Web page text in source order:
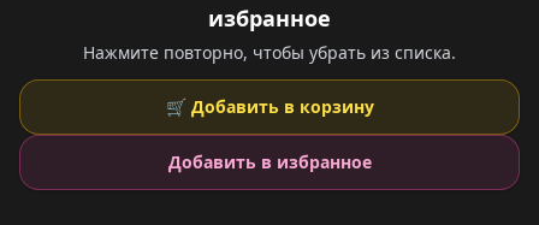
избранное
Нажмите повторно, чтобы убрать из списка.
🛒 Добавить в корзину
Добавить в избранное